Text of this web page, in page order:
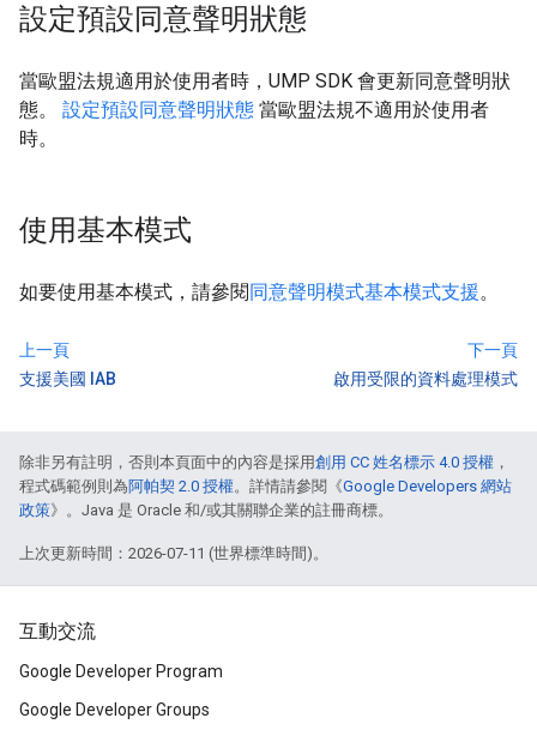
設定預設同意聲明狀態
當歐盟法規適用於使用者時，UMP SDK 會更新同意聲明狀
態。 設定預設同意聲明狀態 當歐盟法規不適用於使用者
時。
使用基本模式
如要使用基本模式，請參閱同意聲明模式基本模式支援。
上一頁
支援美國 IAB
下一頁
啟用受限的資料處理模式
除非另有註明，否則本頁面中的內容是採用創用 CC 姓名標示 4.0 授權 ，
程式碼範例則為阿帕契 2.0 授權。詳情請參閱《Google Developers 網站
政策》。Java 是 Oracle 和/或其關聯企業的註冊商標。
上次更新時間：2026-07-11 (世界標準時間)。
互動交流
Google Developer Program
Google Developer Groups